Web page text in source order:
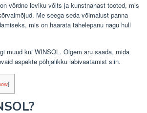
võrdne leviku võlts ja kunstnahast tooted, mis
Me seega seda võimalust panna
mis on haarata tähelepanu nagu hull
muud kui WINSOL. Olgem aru saada, mida
aspekte põhjalikku läbivaatamist siin.
]